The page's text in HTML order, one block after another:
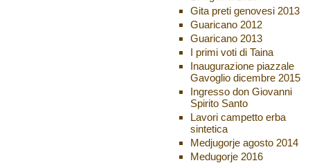
Gita preti genovesi 2013
Guaricano 2012
Guaricano 2013
I primi voti di Taina
Inaugurazione piazzale
Gavoglio dicembre 2015
Ingresso don Giovanni
Spirito Santo
Lavori campetto erba
sintetica
Medjugorje agosto 2014
Medugorje 2016